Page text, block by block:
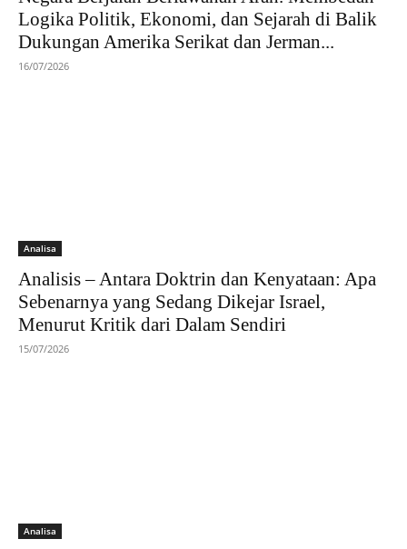
Logika Politik, Ekonomi, dan Sejarah di Balik
Dukungan Amerika Serikat dan Jerman...
16/07/2026
Analisa
Analisis – Antara Doktrin dan Kenyataan: Apa
Sebenarnya yang Sedang Dikejar Israel,
Menurut Kritik dari Dalam Sendiri
15/07/2026
Analisa